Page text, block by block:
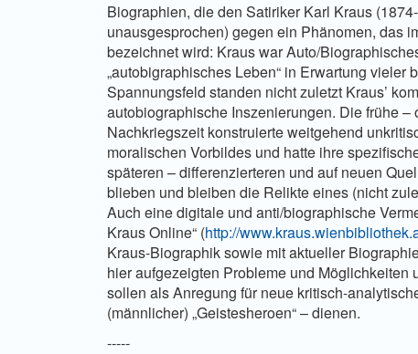
Biographien, die den Satiriker Karl Kraus
unausgesprochen) gegen ein Phänomen, das
bezeichnet wird: Kraus war Auto/
„autobigraphisches Leben“ in Erwartung
Spannungsfeld standen nicht zuletzt Kraus’
autobiographische Inszenierungen. Die frühe
Nachkriegszeit konstruierte weitgehend
moralischen Vorbildes und hatte ihre
späteren – differenzierteren und auf neuen
blieben und bleiben die Relikte eines (nicht
Auch eine digitale und anti/biographische
Kraus Online“ (http://
Kraus-Biographik sowie mit aktueller
hier aufgezeigten Probleme und
sollen als Anregung für neue kritisch-
(männlicher) „Geistesheroen“ – dienen.
-----